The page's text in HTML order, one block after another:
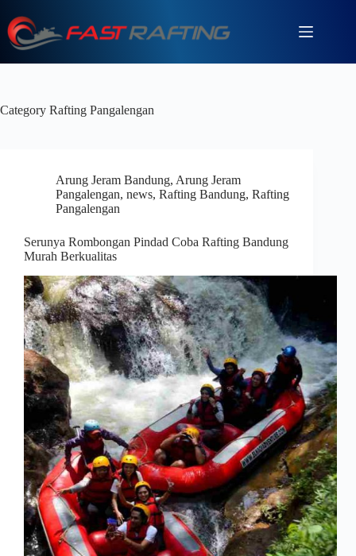
Category Rafting Pangalengan
Arung Jeram Bandung, Arung Jeram
Pangalengan, news, Rafting Bandung, Rafting
Pangalengan
Serunya Rombongan Pindad Coba Rafting Bandung
Murah Berkualitas